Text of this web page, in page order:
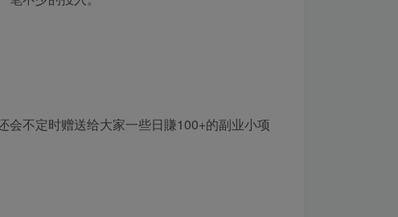
会不定时赠送给大家一些日賺100+的副业小项